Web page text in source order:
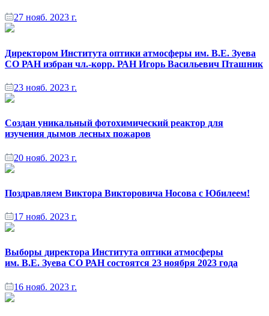
27 нояб. 2023 г.
Директором Института оптики атмосферы им. В.Е. Зуева
СО РАН избран чл.-корр. РАН Игорь Васильевич Пташник
23 нояб. 2023 г.
Создан уникальный фотохимический реактор для
изучения дымов лесных пожаров
20 нояб. 2023 г.
Поздравляем Виктора Викторовича Носова с Юбилеем!
17 нояб. 2023 г.
Выборы директора Института оптики атмосферы
им. В.Е. Зуева СО РАН состоятся 23 ноября 2023 года
16 нояб. 2023 г.